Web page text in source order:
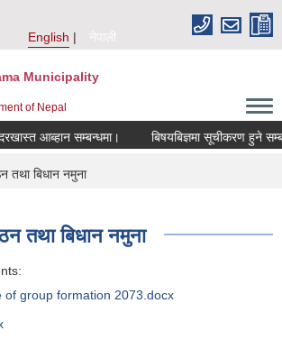
English
नेपाली
Municipality
of Nepal
आब्हान सम्बन्धमा। बिषयबिज्ञमा सूचीकरण हुने सम्बन्धमा।
बिधान नमुना
तथा बिधान नमुना
of group formation 2073.docx